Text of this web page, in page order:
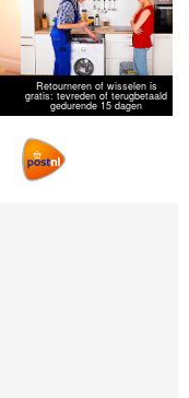
Retourneren of wisselen is
gratis: tevreden of terugbetaald
gedurende 15 dagen